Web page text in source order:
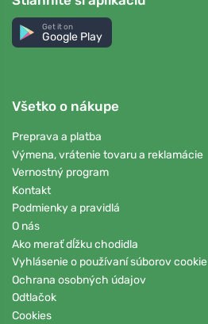
Get it on
Google Play
Všetko o nákupe
Preprava a platba
Výmena, vrátenie tovaru a reklamácie
Vernostný program
Kontakt
Podmienky a pravidlá
O nás
Ako merať dĺžku chodidla
Vyhlásenie o používaní súborov cookie
Ochrana osobných údajov
Odtlačok
Cookies